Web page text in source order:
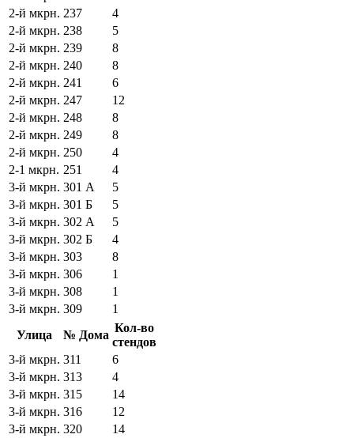
2-й мкрн. 237
4
2-й мкрн. 238
5
2-й мкрн. 239
8
2-й мкрн. 240
8
2-й мкрн. 241
6
2-й мкрн. 247
12
2-й мкрн. 248
8
2-й мкрн. 249
8
2-й мкрн. 250
4
2-1 мкрн. 251
4
3-й мкрн. 301 А
5
3-й мкрн. 301 Б
5
3-й мкрн. 302 А
5
3-й мкрн. 302 Б
4
3-й мкрн. 303
8
3-й мкрн. 306
1
3-й мкрн. 308
1
3-й мкрн. 309
1
Улица
№ Дома
Кол-во
стендов
3-й мкрн. 311
6
3-й мкрн. 313
4
3-й мкрн. 315
14
3-й мкрн. 316
12
3-й мкрн. 320
14